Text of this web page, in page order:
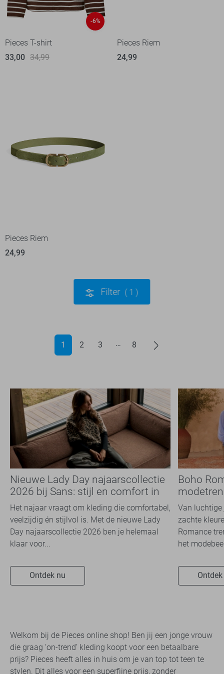
-6%
Pieces T-shirt
33,00 34,99
Pieces Riem
24,99
Pieces Riem
24,99
Filter 1
1 2 3 8
Nieuwe Lady Day najaarscollectie
2026 bij Sans: stijl en comfort in
travelkwaliteit
Het najaar vraagt om kleding die comfortabel,
veelzijdig én stijlvol is. Met de nieuwe Lady
Day najaarscollectie 2026 ben je helemaal
klaar voor...
Ontdek nu
Boho
overal
Van luchtige
zachte
Romance
het
Welkom bij de Pieces online shop! Ben jij een jonge vrouw
die graag ‘on-trend’ kleding koopt voor een betaalbare
prijs? Pieces heeft alles in huis om je van top tot teen te
stylen. Dit alles voor een superfijne prijs, zonder